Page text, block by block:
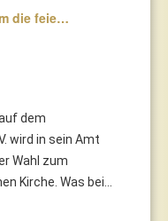
die feie…
dem
wird in sein Amt
Wahl zum
Kirche. Was bei...